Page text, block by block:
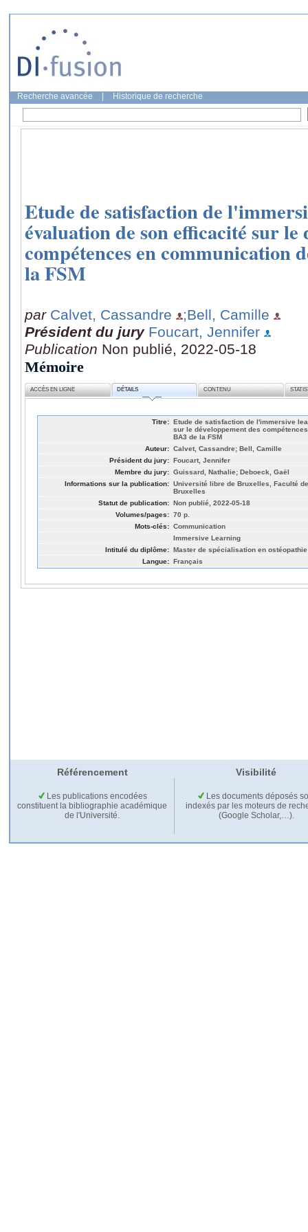
Recherche avancée Historique de recherche
Etude de satisfaction de
évaluation de son efficacité sur le
compétences en communication
la FSM
par Calvet, Cassandre
;Bell, Camille
Président du jury Foucart, Jennifer
Publication Non publié, 2022-05-18
Mémoire
ACCÈS EN LIGNE DÉTAILS CONTENU
Titre: Etude de satisfaction de l'immersive
sur le développement des
BA3 de la FSM
Auteur: Calvet, Cassandre; Bell, Camille
Président du jury: Foucart, Jennifer
Membre du jury: Guissard, Nathalie; Deboeck, Gaël
Informations sur la publication: Université libre de Bruxelles, Faculté
Bruxelles
Statut de publication: Non publié, 2022-05-18
Volumes/pages: 70 p.
Mots-clés: Communication
Immersive Learning
Intitulé du diplôme: Master de spécialisation en ostéopathie
Langue: Français
Référencement Visibilité
Les publications encodées
constituent la bibliographie académique
de l'Université.
Les documents déposés
indexés par les moteurs de
(Google Scholar,…).